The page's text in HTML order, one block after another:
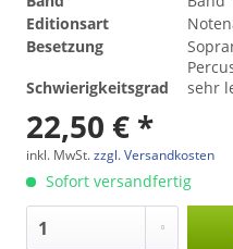
Editionsart
Besetzung
Schwierigkeitsgrad
sehr
22,50 € *
inkl. MwSt.zzgl. Versandkosten
Sofort versandfertig